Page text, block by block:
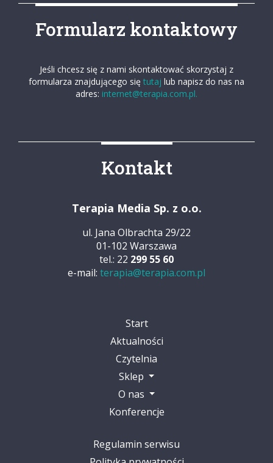
Formularz kontaktowy
Jeśli chcesz się z nami skontaktować skorzystaj z
formularza znajdującego się tutaj lub napisz do nas na
adres: internet@terapia.com.pl.
Kontakt
Terapia Media Sp. z o.o.
ul. Jana Olbrachta 29/22
01-102 Warszawa
tel.: 22 299 55 60
e-mail: terapia@terapia.com.pl
Start
Aktualności
Czytelnia
Sklep
O nas
Konferencje
Regulamin serwisu